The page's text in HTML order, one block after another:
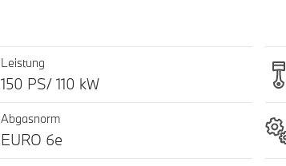
Leistung
150 PS/ 110 kW
Abgasnorm
EURO 6e